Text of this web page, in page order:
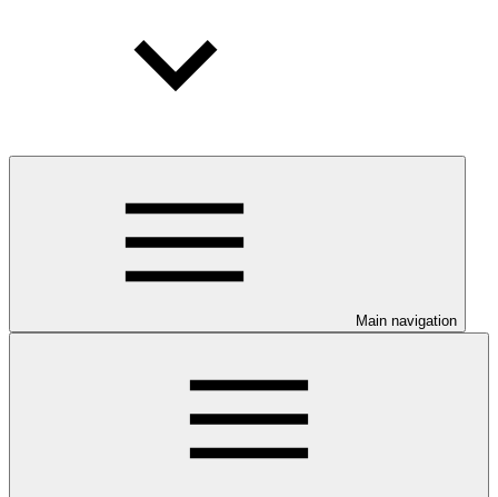
Main navigation